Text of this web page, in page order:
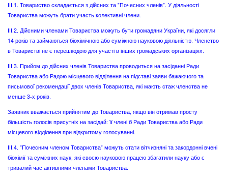
ІІІ.1. Товариство складається з дійсних та "Почесних членів". У діяльності
Товариства можуть брати участь колективні члени.
ІІІ.2. Дійсними членами Товариства можуть бути громадяни України, які досягли
14 років та займаються біохімічною або суміжною науковою діяльністю. Членство
в Товаристві не є перешкодою для участі в інших громадських організаціях.
ІІІ.3. Прийом до дійсних членів Товариства проводиться на засіданні Ради
Товариства або Радою місцевого відділення на підставі заяви бажаючого та
письмової рекомендації двох членів Товариства, які мають стаж членства не
менше 3-х років.
Заявник вважається прийнятим до Товариства, якщо він отримав просту
більшість голосів присутніх на засідай: її члені б Ради Товариства або Ради
місцевого відділення при відкритому голосуванні.
ІІІ.4. "Почесним членом Товариства" можуть стати вітчизняні та закордонні вчені
біохімії та суміжних наук, які своєю науковою працею збагатили науку або є
тривалий час активними членами Товариства.